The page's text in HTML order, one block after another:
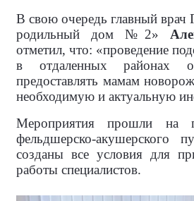
В свою очередь главный
родильный дом №2»
отметил, что: «проведение
в отдаленных районах
предоставлять мамам
необходимую и актуальную
Мероприятия прошли на
фельдшерско-акушерского
созданы все условия для
работы специалистов.